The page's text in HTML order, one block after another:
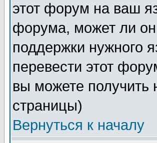
этот форум на ваш
форума, может ли
поддержки нужного
перевести этот
вы можете получить
страницы)
Вернуться к началу